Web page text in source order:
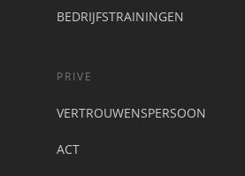
BEDRIJFSTRAININGEN
PRIVE
VERTROUWENSPERSOON
ACT